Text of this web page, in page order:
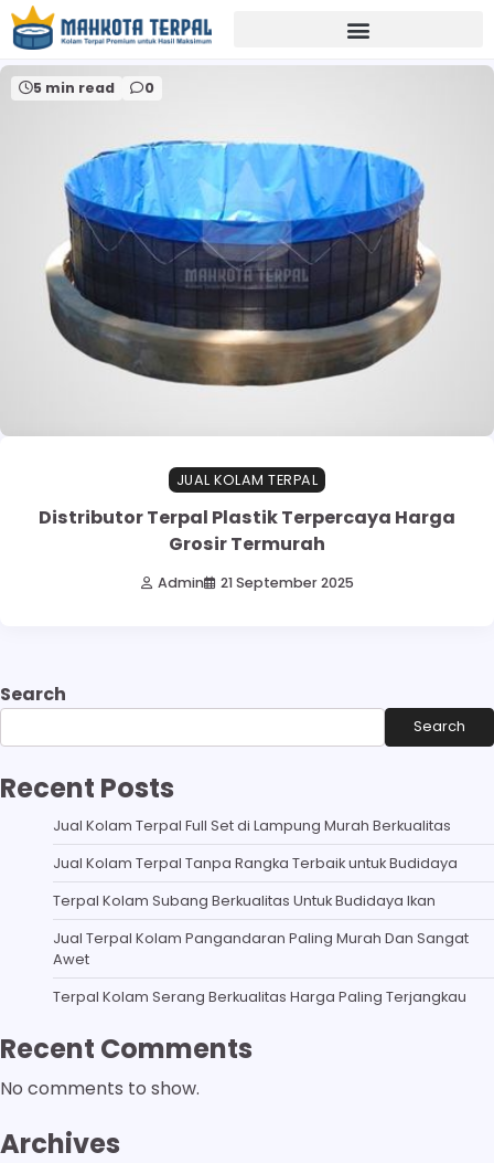
Home terpal plastik industri
5 min read 0
JUAL KOLAM TERPAL
Distributor Terpal Plastik Terpercaya Harga
Grosir Termurah
Admin 21 September 2025
Search
Search
Recent Posts
Jual Kolam Terpal Full Set di Lampung Murah Berkualitas
Jual Kolam Terpal Tanpa Rangka Terbaik untuk Budidaya
Terpal Kolam Subang Berkualitas Untuk Budidaya Ikan
Jual Terpal Kolam Pangandaran Paling Murah Dan Sangat
Awet
Terpal Kolam Serang Berkualitas Harga Paling Terjangkau
Recent Comments
No comments to show.
Archives